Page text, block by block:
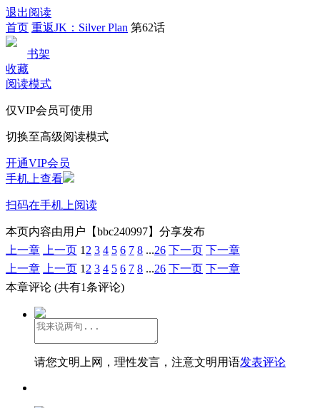
退出阅读
首页 重返JK：Silver Plan 第62话
书架
收藏
阅读模式
仅VIP会员可使用
切换至高级阅读模式
开通VIP会员
手机上查看
扫码在手机上阅读
本页内容由用户【bbc240997】分享发布
上一章
上一页 1 2 3 4 5 6 7 8 ...26 下一页 下一章
上一章
上一页 1 2 3 4 5 6 7 8 ...26 下一页 下一章
本章评论 (共有1条评论)
请您文明上网，理性发言，注意文明用语发表评论